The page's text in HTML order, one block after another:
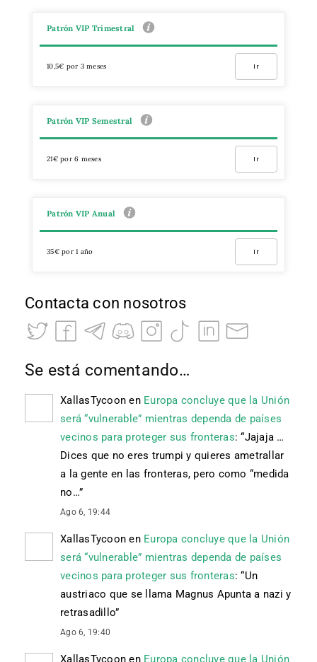
Patrón VIP Trimestral
10,5€ por 3 meses Ir
Patrón VIP Semestral
21€ por 6 meses Ir
Patrón VIP Anual
35€ por 1 año Ir
Contacta con nosotros
Se está comentando…
XallasTycoon en Europa concluye que la Unión
será “vulnerable” mientras dependa de países
vecinos para proteger sus fronteras: “Jajaja …
Dices que no eres trumpi y quieres ametrallar
a la gente en las fronteras, pero como “medida
no…”
Ago 6, 19:44
XallasTycoon en Europa concluye que la Unión
será “vulnerable” mientras dependa de países
vecinos para proteger sus fronteras: “Un
austriaco que se llama Magnus Apunta a nazi y
retrasadillo”
Ago 6, 19:40
XallasTycoon en Europa concluye que la Unión